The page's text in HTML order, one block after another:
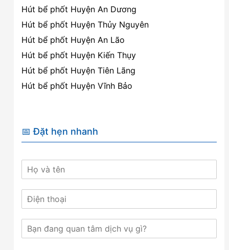
Hút bể phốt Huyện An Dương
Hút bể phốt Huyện Thủy Nguyên
Hút bể phốt Huyện An Lão
Hút bể phốt Huyện Kiến Thụy
Hút bể phốt Huyện Tiên Lãng
Hút bể phốt Huyện Vĩnh Bảo
📅 Đặt hẹn nhanh